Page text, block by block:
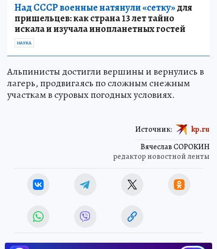
Над СССР военные натянули «сетку»для
пришельцев: как страна 13 лет тайно
искала и изучала инопланетных гостей
НАУКА
Альпинисты достигли вершины и вернулись в
лагерь, продвигаясь по сложным снежным
участкам в суровых погодных условиях.
Вячеслав СОРОКИН
редактор новостной ленты
Источник: kp.ru